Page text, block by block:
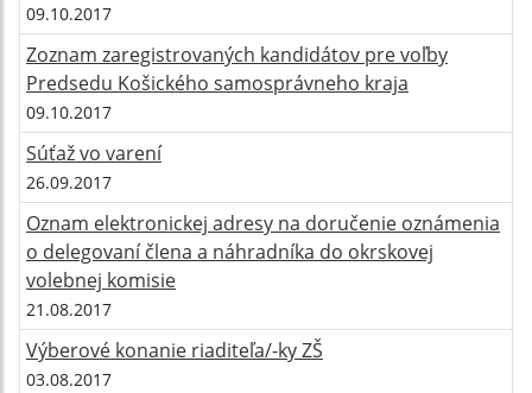
09.10.2017
Zoznam zaregistrovaných kandidátov pre voľby
Predsedu Košického samosprávneho kraja
09.10.2017
Súťaž vo varení
26.09.2017
Oznam elektronickej adresy na doručenie oznámenia
o delegovaní člena a náhradníka do okrskovej
volebnej komisie
21.08.2017
Výberové konanie riaditeľa/-ky ZŠ
03.08.2017